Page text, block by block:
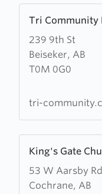
Tri Community
239 9th St
Beiseker, AB
T0M 0G0
more
about
Tri
Community
Church
tri-
King's Gate
53 W Aarsby Rd
Cochrane, AB
more
about
King's